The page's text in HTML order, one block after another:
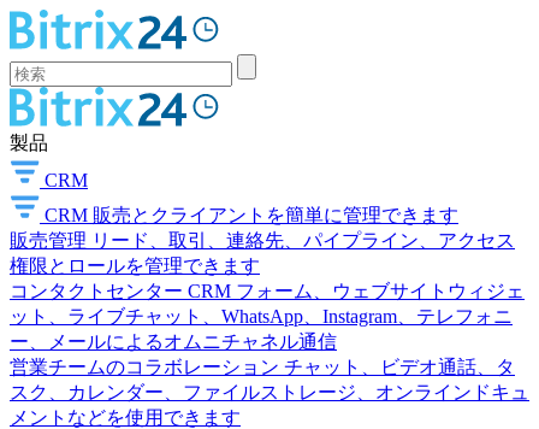
製品
CRM
CRM 販売とクライアントを簡単に管理できます
販売管理 リード、取引、連絡先、パイプライン、アクセス
権限とロールを管理できます
コンタクトセンター CRM フォーム、ウェブサイトウィジェ
ット、ライブチャット、WhatsApp、Instagram、テレフォニ
ー、メールによるオムニチャネル通信
営業チームのコラボレーション チャット、ビデオ通話、タ
スク、カレンダー、ファイルストレージ、オンラインドキュ
メントなどを使用できます